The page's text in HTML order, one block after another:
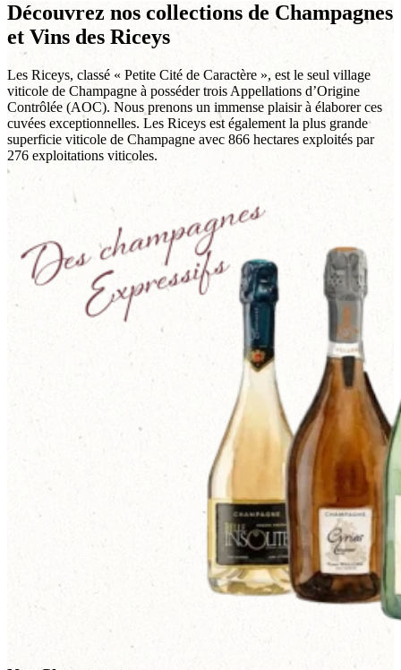
Découvrez nos collections de Champagnes
et Vins des Riceys
Les Riceys, classé « Petite Cité de Caractère », est le seul village
viticole de Champagne à posséder trois Appellations d’Origine
Contrôlée (AOC). Nous prenons un immense plaisir à élaborer ces
cuvées exceptionnelles. Les Riceys est également la plus grande
superficie viticole de Champagne avec 866 hectares exploités par
276 exploitations viticoles.